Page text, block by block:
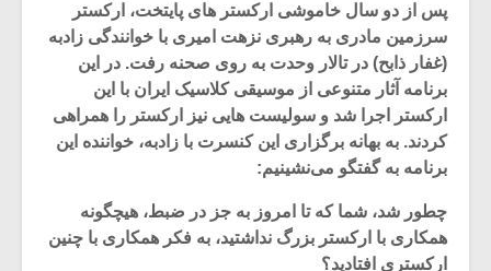
پس از دو سال خاموشی ارکستر های پایتخت، ارکستر
سرزمین مادری به رهبری نزهت امیری با خوانندگی زادبه
(غفار ذابح) در تالار وحدت به روی صحنه رفت. در این
برنامه آثار متنوعی از موسیقی کلاسیک ایران با این
ارکستر اجرا شد و سولیست هایی نیز ارکستر را همراهی
کردند. به بهانه برگزاری این کنسرت با زادبه، خواننده این
برنامه به گفتگو می‌نشینیم:
چطور شد، شما که تا امروز به جز در ضبط، هیچگونه
همکاری با ارکستر بزرگ نداشتید، به فکر همکاری با چنین
ارکستری افتادید؟